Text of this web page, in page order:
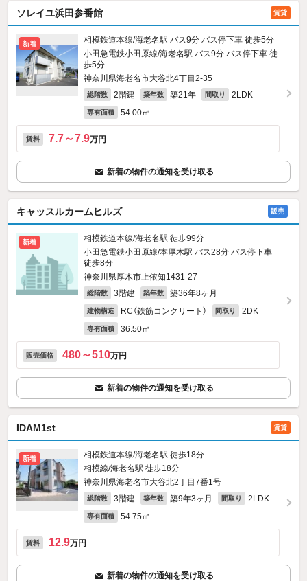
ソレイユ浜田参番館 賃貸
新着
相模鉄道本線/海老名駅 バス9分 バス停下車 徒歩5分
小田急電鉄小田原線/海老名駅 バス9分 バス停下車 徒
歩5分
神奈川県海老名市大谷北4丁目2-35
総階数 2階建 築年数 築21年 間取り 2LDK
専有面積 54.00㎡
賃料 7.7～7.9万円
新着の物件の通知を受け取る
キャッスルカームヒルズ 販売
新着
相模鉄道本線/海老名駅 徒歩99分
小田急電鉄小田原線/本厚木駅 バス28分 バス停下車
徒歩8分
神奈川県厚木市上依知1431‐27
総階数 3階建 築年数 築36年8ヶ月
建物構造 RC（鉄筋コンクリート） 間取り 2DK
専有面積 36.50㎡
販売価格 480～510万円
新着の物件の通知を受け取る
IDAM1st 賃貸
新着
相模鉄道本線/海老名駅 徒歩18分
相模線/海老名駅 徒歩18分
神奈川県海老名市大谷北2丁目7番1号
総階数 3階建 築年数 築9年3ヶ月 間取り 2LDK
専有面積 54.75㎡
賃料 12.9万円
新着の物件の通知を受け取る